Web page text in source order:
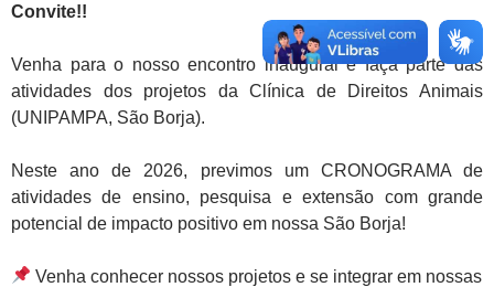
Convite!!
Venha para o nosso encontro inaugural e faça parte das
atividades dos projetos da Clínica de Direitos Animais
(UNIPAMPA, São Borja).
Neste ano de 2026, previmos um CRONOGRAMA de
atividades de ensino, pesquisa e extensão com grande
potencial de impacto positivo em nossa São Borja!
Venha conhecer nossos projetos e se integrar em nossas